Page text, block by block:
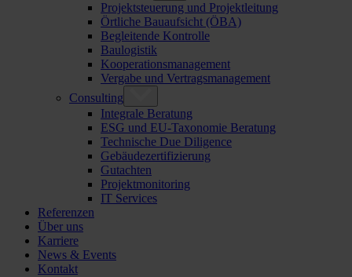
Projektsteuerung und Projektleitung
Örtliche Bauaufsicht (ÖBA)
Begleitende Kontrolle
Baulogistik
Kooperationsmanagement
Vergabe und Vertragsmanagement
Consulting
Integrale Beratung
ESG und EU-Taxonomie Beratung
Technische Due Diligence
Gebäudezertifizierung
Gutachten
Projektmonitoring
IT Services
Referenzen
Über uns
Karriere
News & Events
Kontakt